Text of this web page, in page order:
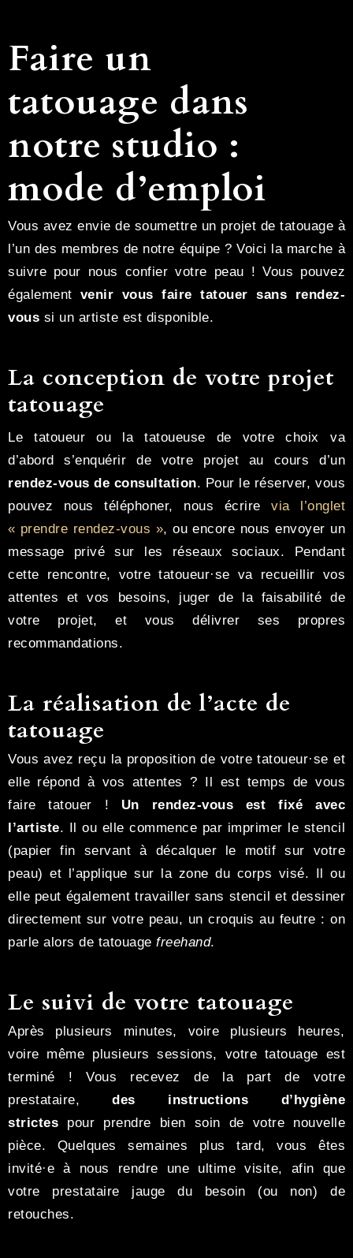
Faire un
tatouage dans
notre studio :
mode d’emploi
Vous avez envie de soumettre un projet de tatouage à
l’un des membres de notre équipe ? Voici la marche à
suivre pour nous confier votre peau ! Vous pouvez
également venir vous faire tatouer sans rendez-
vous si un artiste est disponible.
La conception de votre projet
tatouage
Le tatoueur ou la tatoueuse de votre choix va
d’abord s’enquérir de votre projet au cours d’un
rendez-vous de consultation. Pour le réserver, vous
pouvez nous téléphoner, nous écrire via l’onglet
« prendre rendez-vous », ou encore nous envoyer un
message privé sur les réseaux sociaux. Pendant
cette rencontre, votre tatoueur·se va recueillir vos
attentes et vos besoins, juger de la faisabilité de
votre projet, et vous délivrer ses propres
recommandations.
La réalisation de l’acte de
tatouage
Vous avez reçu la proposition de votre tatoueur·se et
elle répond à vos attentes ? Il est temps de vous
faire tatouer ! Un rendez-vous est fixé avec
l’artiste. Il ou elle commence par imprimer le stencil
(papier fin servant à décalquer le motif sur votre
peau) et l’applique sur la zone du corps visé. Il ou
elle peut également travailler sans stencil et dessiner
directement sur votre peau, un croquis au feutre : on
parle alors de tatouage freehand.
Le suivi de votre tatouage
Après plusieurs minutes, voire plusieurs heures,
voire même plusieurs sessions, votre tatouage est
terminé ! Vous recevez de la part de votre
prestataire,des instructions d’hygiène
strictes pour prendre bien soin de votre nouvelle
pièce. Quelques semaines plus tard, vous êtes
invité·e à nous rendre une ultime visite, afin que
votre prestataire jauge du besoin (ou non) de
retouches.